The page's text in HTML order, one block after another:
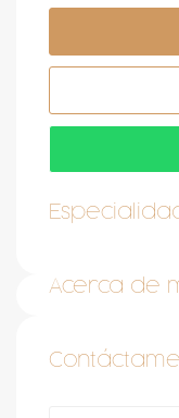
Acerca de
Contáctame